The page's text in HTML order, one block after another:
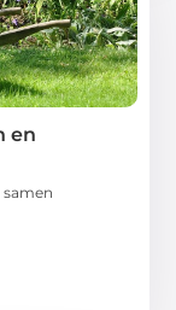
en
samen